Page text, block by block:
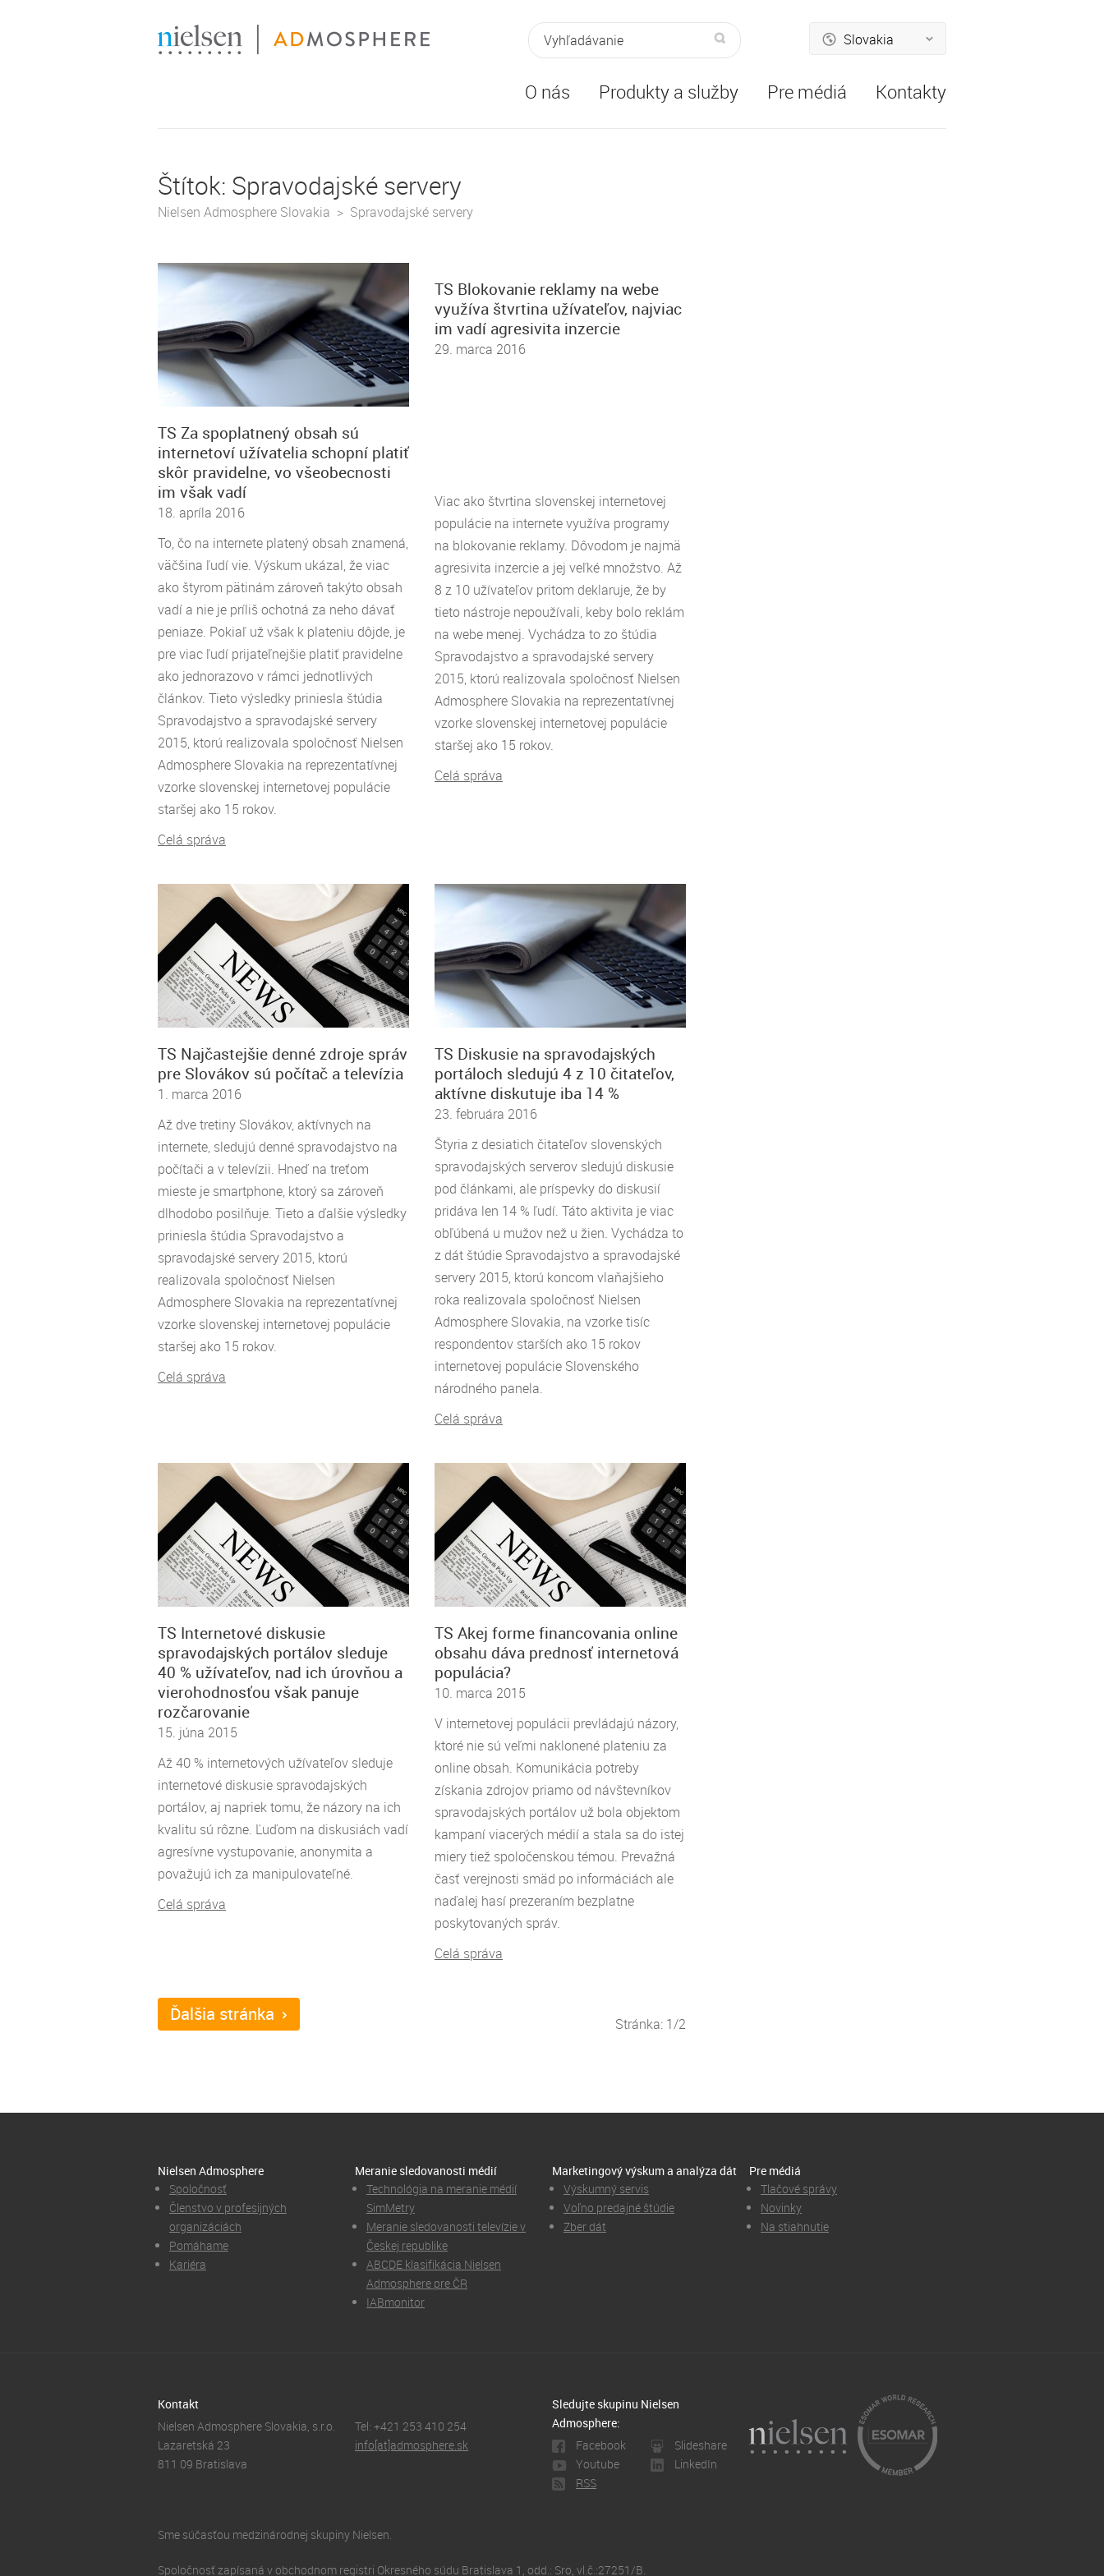
O nás Produkty a služby Pre médiá Kontakty
Fulltextové
vyhľadávanie
Slovakia
Štítok: Spravodajské servery
Nielsen Admosphere Slovakia Spravodajské servery
TS Za spoplatnený obsah sú
internetoví užívatelia schopní platiť
skôr pravidelne, vo všeobecnosti
im však vadí
18. apríla 2016
To, čo na internete platený obsah znamená,
väčšina ľudí vie. Výskum ukázal, že viac
ako štyrom pätinám zároveň takýto obsah
vadí a nie je príliš ochotná za neho dávať
peniaze. Pokiaľ už však k plateniu dôjde, je
pre viac ľudí prijateľnejšie platiť pravidelne
ako jednorazovo v rámci jednotlivých
článkov. Tieto výsledky priniesla štúdia
Spravodajstvo a spravodajské servery
2015, ktorú realizovala spoločnosť Nielsen
Admosphere Slovakia na reprezentatívnej
vzorke slovenskej internetovej populácie
staršej ako 15 rokov.
Celá správa
TS Blokovanie reklamy na webe
využíva štvrtina užívateľov, najviac
im vadí agresivita inzercie
29. marca 2016
Viac ako štvrtina slovenskej internetovej
populácie na internete využíva programy
na blokovanie reklamy. Dôvodom je najmä
agresivita inzercie a jej veľké množstvo. Až
8 z 10 užívateľov pritom deklaruje, že by
tieto nástroje nepoužívali, keby bolo reklám
na webe menej. Vychádza to zo štúdia
Spravodajstvo a spravodajské servery
2015, ktorú realizovala spoločnosť Nielsen
Admosphere Slovakia na reprezentatívnej
vzorke slovenskej internetovej populácie
staršej ako 15 rokov.
Celá správa
TS Najčastejšie denné zdroje správ
pre Slovákov sú počítač a televízia
1. marca 2016
Až dve tretiny Slovákov, aktívnych na
internete, sledujú denné spravodajstvo na
počítači a v televízii. Hneď na treťom
mieste je smartphone, ktorý sa zároveň
dlhodobo posilňuje. Tieto a ďalšie výsledky
priniesla štúdia Spravodajstvo a
spravodajské servery 2015, ktorú
realizovala spoločnosť Nielsen
Admosphere Slovakia na reprezentatívnej
vzorke slovenskej internetovej populácie
staršej ako 15 rokov.
Celá správa
TS Diskusie na spravodajských
portáloch sledujú 4 z 10 čitateľov,
aktívne diskutuje iba 14 %
23. februára 2016
Štyria z desiatich čitateľov slovenských
spravodajských serverov sledujú diskusie
pod článkami, ale príspevky do diskusií
pridáva len 14 % ľudí. Táto aktivita je viac
obľúbená u mužov než u žien. Vychádza to
z dát štúdie Spravodajstvo a spravodajské
servery 2015, ktorú koncom vlaňajšieho
roka realizovala spoločnosť Nielsen
Admosphere Slovakia, na vzorke tisíc
respondentov starších ako 15 rokov
internetovej populácie Slovenského
národného panela.
Celá správa
TS Internetové diskusie
spravodajských portálov sleduje
40 % užívateľov, nad ich úrovňou a
vierohodnosťou však panuje
rozčarovanie
15. júna 2015
Až 40 % internetových užívateľov sleduje
internetové diskusie spravodajských
portálov, aj napriek tomu, že názory na ich
kvalitu sú rôzne. Ľuďom na diskusiách vadí
agresívne vystupovanie, anonymita a
považujú ich za manipulovateľné.
Celá správa
TS Akej forme financovania online
obsahu dáva prednosť internetová
populácia?
10. marca 2015
V internetovej populácii prevládajú názory,
ktoré nie sú veľmi naklonené plateniu za
online obsah. Komunikácia potreby
získania zdrojov priamo od návštevníkov
spravodajských portálov už bola objektom
kampaní viacerých médií a stala sa do istej
miery tiež spoločenskou témou. Prevažná
časť verejnosti smäd po informáciách ale
naďalej hasí prezeraním bezplatne
poskytovaných správ.
Celá správa
Stránka: 1/2
Ďalšia stránka
Nielsen Admosphere
Spoločnosť
Členstvo v profesijných
organizáciách
Pomáhame
Kariéra
Meranie sledovanosti médií
Technológia na meranie médií
SimMetry
Meranie sledovanosti televízie v
Českej republike
ABCDE klasifikácia Nielsen
Admosphere pre ČR
IABmonitor
Marketingový výskum a analýza dát
Výskumný servis
Voľno predajné štúdie
Zber dát
Pre médiá
Tlačové správy
Novinky
Na stiahnutie
Kontakt
Nielsen Admosphere Slovakia, s.r.o.
Lazaretská 23
811 09 Bratislava
Tel: +421 253 410 254
info[at]admosphere.sk
Sledujte skupinu Nielsen
Admosphere:
Facebook
Slideshare
Youtube
LinkedIn
RSS
Sme súčasťou medzinárodnej skupiny Nielsen.
Spoločnosť zapísaná v obchodnom registri Okresného súdu Bratislava 1, odd.: Sro, vl.č.:27251/B.